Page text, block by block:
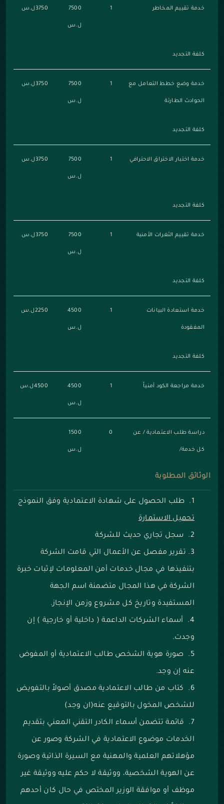
خدمة تقييم المخاطر 1
7500
ل.س
3750ل.س
كلفة التجديد
خدمة وضع خطط التعامل مع
الحوادث الطارئة
1
7500
ل.س
3750ل.س
كلفة التجديد
خدمة اختبار الاختراق الاحترافي 1
7500
ل.س
3750ل.س
كلفة التجديد
خدمة تقييم الثغرات الأمنية 1
7500
ل.س
3750ل.س
كلفة التجديد
خدمة استعادة البيانات
المفقودة
1
4500
ل.س
2250ل.س
كلفة التجديد
خدمة مراجعة الكود أمنياً 1
4500
ل.س
4500ل.س
دراسة طلب الاعتمادية / عن
كل خدمة/
0
1500
ل.س
الوثائق المطلوبة
طلب الحصول على شهادة الاعتمادية وفق النموذج
تحميل الاستمارة
سجل تجاري حديث للشركة
تقرير مفصل عن الأعمال التي قامت الشركة
بتنفيذها في مجال خدمات أمن المعلومات لإثبات خبرة
الشركة في هذا المجال متضمنة اسم الجهة
المستفيدة وتاريخ كل مشروع وزمن الإنجاز.
أسماء الشركات الداعمة ( داخلية أو خارجية ) إن
وجدت.
صورة هوية الشخص طالب الاعتمادية أو المفوض
عنه إن وجد.
كتاب من طالب الاعتمادية مصدق أصولاً بالتفويض
للشخص المخول بالتوقيع عنه(ان وجد)
قائمة تتضمن أسماء الكادر التقني المعني بتقديم
الخدمات موضوع الاعتمادية في الشركة وصور عن
مؤهلاتهم العلمية والمهنية مع السيرة الذاتية وصورة
عن الهوية الشخصية، ووثيقة لا حكم عليه ووثيقة غير
موظف أو موافقة الوزير المختص في حال كان أحدهم